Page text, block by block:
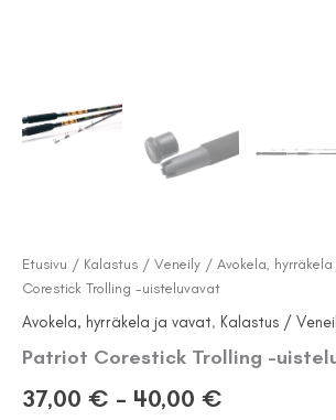
Etusivu / Kalastus / Veneily / Avokela,
Corestick Trolling -uisteluvavat
Avokela, hyrräkela ja vavat, Kalastus /
Patriot Corestick Trolling -
37,00 € – 40,00 €